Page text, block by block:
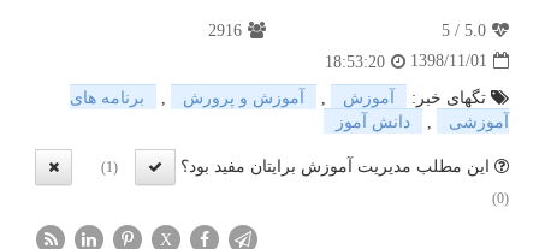
5.0
/
5
2916
1398/11/01
18:53:20
تگهای خبر:
آموزش , آموزش و پرورش ,
برنامه های
آموزشی
, دانش آموز
این مطلب مدیریت آموزش برایتان مفید بود؟
(1)
(0)
X